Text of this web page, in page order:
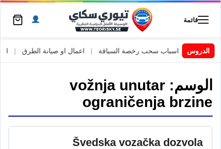
قائمة
الدروسالسويد | اسباب سحب رخصة السياقة اعمال او صيانة الطرق
الوسم: vožnja unutar
ograničenja brzine
Švedska vozačka dozvola